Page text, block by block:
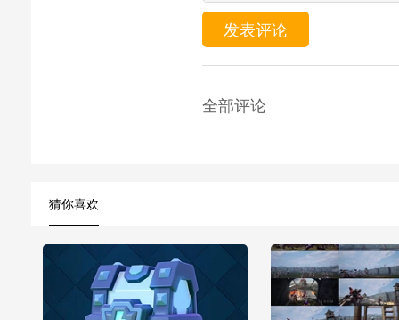
发表评论
全部评论
猜你喜欢